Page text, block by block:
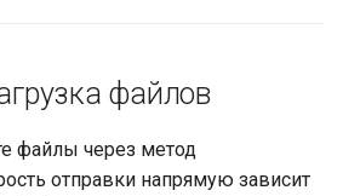
файлов
файлы через метод
отправки напрямую зависит